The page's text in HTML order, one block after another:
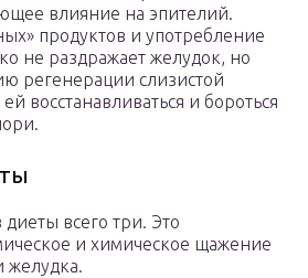
влияние на эпителий.
продуктов и употребление
не раздражает желудок, но
регенерации слизистой
восстанавливаться и бороться
всего три. Это
и химическое щажение
желудка.